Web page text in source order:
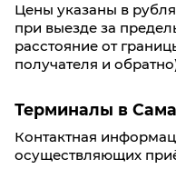
Цены указаны в
при выезде за
расстояние от
получателя и
Терминалы в
Контактная
осуществляющих